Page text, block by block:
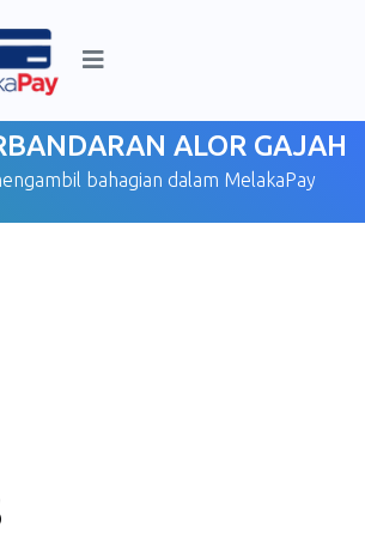
ALOR GAJAH
bahagian dalam MelakaPay